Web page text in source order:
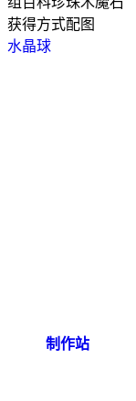
水晶球
制作站